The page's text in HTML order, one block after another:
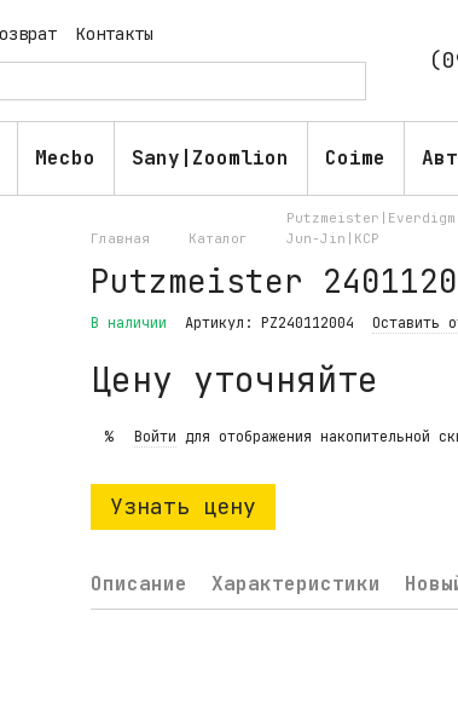
Контакты
Блог
Mecbo Sany|Zoomlion Coime
Главная Каталог
Jun-Jin|KCP
Putzmeister
В наличии Артикул: PZ240112004 Оставить
Цену уточняйте
% Войти для отображения накопительной
Узнать цену
Описание Характеристики